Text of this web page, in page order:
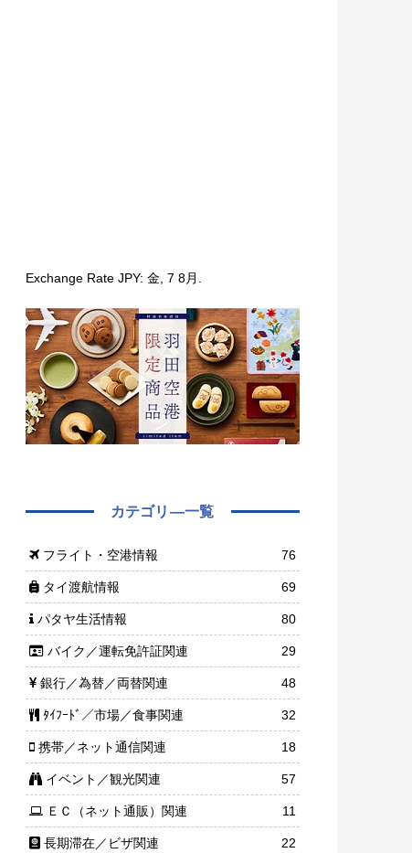
Exchange Rate JPY: 金, 7 8月.
カテゴリ―一覧
フライト・空港情報 76
タイ渡航情報 69
パタヤ生活情報 80
バイク／運転免許証関連 29
銀行／為替／両替関連 48
ﾀｲﾌｰﾄﾞ／市場／食事関連 32
携帯／ネット通信関連 18
イベント／観光関連 57
ＥＣ（ネット通販）関連 11
長期滞在／ビザ関連 22